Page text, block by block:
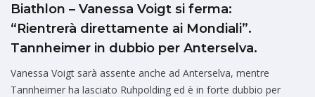
Biathlon – Vanessa Voigt si ferma:
“Rientrerà direttamente ai Mondiali”.
Tannheimer in dubbio per Anterselva.
Vanessa Voigt sarà assente anche ad Anterselva, mentre
Tannheimer ha lasciato Ruhpolding ed è in forte dubbio per